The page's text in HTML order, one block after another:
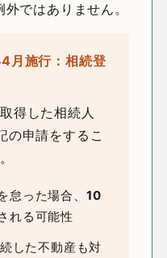
ではありません。
施行：相続登
得した相続人
の申請をするこ
怠った場合、 10
れる可能性
した不動産も対